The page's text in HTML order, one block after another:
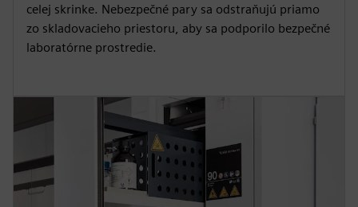
celej skrinke. Nebezpečné pary sa odstraňujú priamo
zo skladovacieho priestoru, aby sa podporilo bezpečné
laboratórne prostredie.